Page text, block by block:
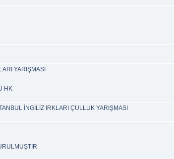
YARIŞMASI
HK
İNGİLİZ IRKLARI ÇULLUK YARIŞMASI